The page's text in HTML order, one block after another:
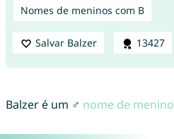
Nomes de meninos com B
Salvar Balzer 13427
Balzer é um ♂ nome de menino